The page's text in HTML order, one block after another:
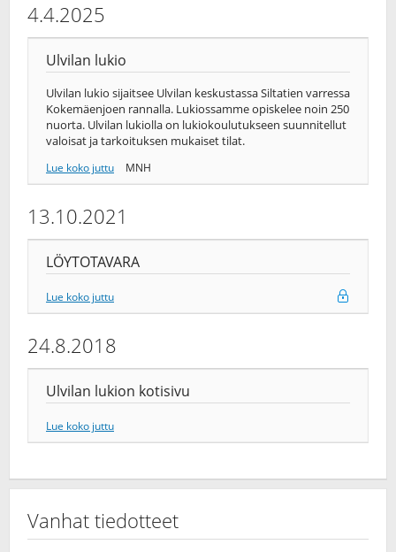
4.4.2025
Ulvilan lukio
Ulvilan lukio sijaitsee Ulvilan keskustassa Siltatien varressa
Kokemäenjoen rannalla. Lukiossamme opiskelee noin 250
nuorta. Ulvilan lukiolla on lukiokoulutukseen suunnitellut
valoisat ja tarkoituksen mukaiset tilat.
Lue koko juttu MNH
13.10.2021
LÖYTOTAVARA
Lue koko juttu
24.8.2018
Ulvilan lukion kotisivu
Lue koko juttu
Vanhat tiedotteet